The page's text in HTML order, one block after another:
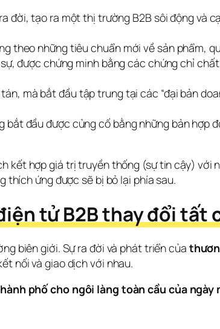
đời, tạo ra một thị trường B2B sôi động và
theo những tiêu chuẩn mới về sản phẩm,
được chứng minh bằng các chứng chỉ
mà bắt đầu tập trung tại các “đại bản
bắt đầu được củng cố bằng những bản hợp
kết hợp giá trị truyền thống (sự tin cậy) với
thích ứng được sẽ bị bỏ lại phía sau.
tử B2B thay đổi tất
biên giới. Sự ra đời và phát triển của
nối và giao dịch với nhau.
phố cho ngôi làng toàn cầu của ngày